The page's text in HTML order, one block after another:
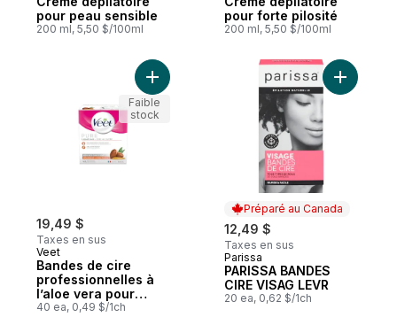
pour peau sensible
200 ml, 5,50 $/100ml
pour forte pilosité
200 ml, 5,50 $/100ml
19,49 $
Taxes en sus
Veet
Bandes de cire
professionnelles à
l’aloe vera pour
jambes et corps,
40 ea, 0,49 $/1ch
Ajouter Bandes de cire professionnelles
Faible
stock
Préparé au Canada
12,49 $
Taxes en sus
Préparé au Canada
Parissa
PARISSA BANDES
CIRE VISAG LEVR
20 ea, 0,62 $/1ch
Ajouter